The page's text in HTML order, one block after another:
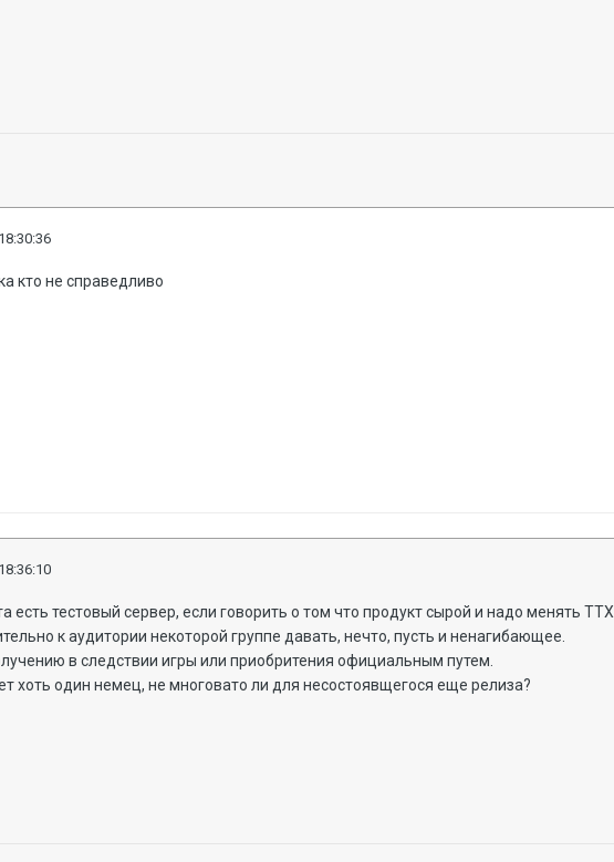
кто не справедливо
есть тестовый сервер, если говорить о том что продукт сырой и надо менять ТТХ.
к аудитории некоторой группе давать, нечто, пусть и ненагибающее.
в следствии игры или приобритения официальным путем.
хоть один немец, не многовато ли для несостоявщегося еще релиза?